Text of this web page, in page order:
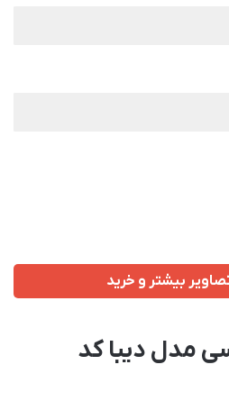
بیشتر و خرید
مدل دیبا کد